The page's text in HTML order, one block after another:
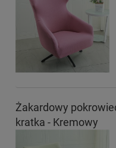
Żakardowy
kratka - Kremowy